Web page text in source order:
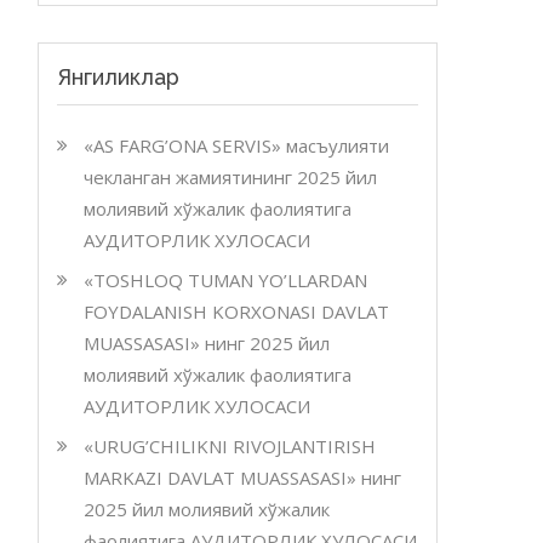
Янгиликлар
«AS FARG’ONA SERVIS» масъулияти
чекланган жамиятининг 2025 йил
молиявий хўжалик фаолиятига
АУДИТОРЛИК ХУЛОСАСИ
«TOSHLOQ TUMAN YO’LLARDAN
FOYDALANISH KORXONASI DAVLAT
MUASSASASI» нинг 2025 йил
молиявий хўжалик фаолиятига
АУДИТОРЛИК ХУЛОСАСИ
«URUG’CHILIKNI RIVOJLANTIRISH
MARKAZI DAVLAT MUASSASASI» нинг
2025 йил молиявий хўжалик